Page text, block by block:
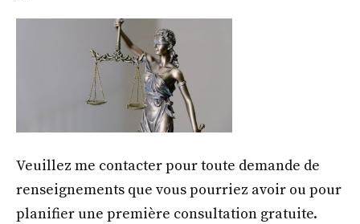
Veuillez me contacter pour toute demande de
renseignements que vous pourriez avoir ou pour
planifier une première consultation gratuite.